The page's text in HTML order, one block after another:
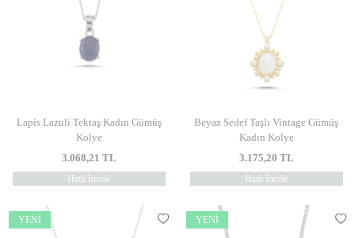
Lapis Lazuli Tektaş Kadın Gümüş
Kolye
3.068,21 TL
Hızlı İncele
Beyaz Sedef Taşlı Vintage Gümüş
Kadın Kolye
3.175,20 TL
Hızlı İncele
YENI YENI